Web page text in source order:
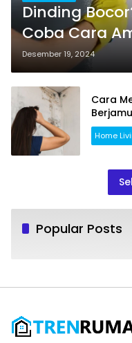
Dinding
Coba Cara
Desember 19, 2024
Cara
Home
Popular Posts